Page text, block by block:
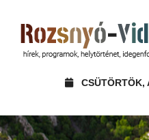
CSÜTÖRTÖK,